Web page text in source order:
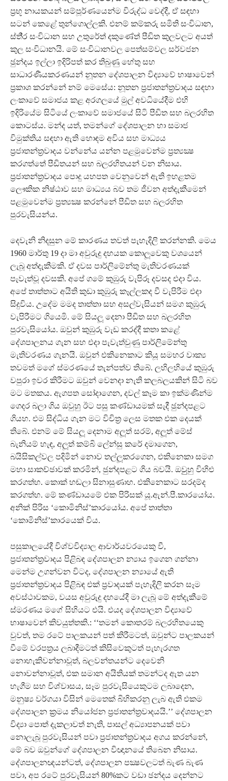
ප‍්‍රභූ නායකයන් සම්පූර්ණයෙන්ම විරුද්ධ වෙද්දී, ඒ සඳහා
සටන් කෙළේ තුන්ගොල්ලකි. එනම් කම්කරු සමිති සංවිධාන,
ස්තී‍්‍ර සංවිධාන සහ උතුරේත් දකුණේත් පීඩිත කුලවලට අයත්
කුල සංවිධානයි. මේ සංවිධානවල පෙත්සම්වල සර්වජන
ඡුන්දය ඉල්ලා ඉදිරිපත් කර තිබුණු හේතු සහ
සාධාරණීයකරණයන් නූතන දේශපාලන විද්‍යාවේ භාෂාවෙන්
ප‍්‍රකාශ කරන්නේ නම් මෙසේය: නූතන ප‍්‍රජාතන්ත‍්‍රවාදය සඳහා
ලංකාවේ සමාජය කළ අරගලයේ මුල් අවධියේදීම එහි
ඉදිරියේම සිටියේ ලංකාවේ සමාජයේ සිටි පීඩිත සහ බලරහිත
කොටස්ය. මන්ද යත්, තමන්ගේ දේශපාලන හා සමාජ
විමුක්තිය සඳහා ඇති හොඳම අවිය සහ මාධ්‍යය
ප‍්‍රජාතන්ත‍්‍රවාදය වන්නේය යන්න පළමුවෙන්ම ප‍්‍රත්‍යක්‍ෂ
කරගත්තේ පීඩිතයන් සහ බලරහිතයන් වන නිසාය.
ප‍්‍රජාතන්ත‍්‍රවාදය පොදු යහපත වෙනුවෙන් ඇති ඉහළතම
ලෞකික නිෂ්ඨාව සහ මාධ්‍යය බව තම ජීවන අත්දැකීමෙන්
පළමුවෙන්ම ප‍්‍රත්‍යක්‍ෂ කරන්නේ පීඩිත සහ බලරහිත
පුරවැසියන්ය.
දෙවැනි නිදසුන මේ කාරණය තවත් පැහැදිලි කරන්නකි. මෙය
1960 මාර්තු 19 දා මා අවුරුදු දහයක කොලූවෙකු වශයෙන්
ලැබූ අත්දැකීමකි. ඒ දවස පාර්ලිමේන්තු මැතිවරණයක්
පැවැත්වූ දවසකි. අපේ ගමේ කුඹුරු වැපිරූ දවසද එදා විය.
අපේ තාත්තාට අයිති කුඩා කුඹුරු කෑල්ලකද වී වැපිරීම එදා
සිදුවිය. උදේම මමද තාත්තා සහ අසල්වැසියන් සමග කුඹුරු
වැපිරීමට ගියෙමි. මේ සියලූ දෙනා පීඩිත සහ බලරහිත
පුරවැසියෝය. ඔවුන් කුඹුරු වැඩ කරද්දී කතා කළේ
දේශපාලනය ගැන සහ එදා පැවැත්වුණු පාර්ලිමේන්තු
මැතිවරණය ගැනයි. ඔවුන් එකිනෙකාට කියූ සමහර වාක්‍ය
තවමත් මගේ ස්මරණයේ තැන්පත්ව තිබේ. ලහිලහියේ කුඹුරු
වපුරා ඉවර කිරීමට ඔවුන් වෙනදා නැති කලබලයකින් සිටි බව
මට මතකය. ඇගපත සෝදාගෙන, දවල් කෑම කා ඉක්මණින්ම
ගෙදර බලා ගිය ඔවුහු ඊට පසු කණ්ඩායමක් සැදී ඡුන්දපළට
ගියහ. එම සිද්ධිය ගැන මට විචිත‍්‍ර ලෙස මතක එක දෙයක්
තිබේ. එනම් මේ සියලූ දෙනාම අලූත් සරම්, අලූත් මේස්
බැනියම් හැඳ, අලූත් කම්බි ලේන්සු කරේ දමාගෙන,
බයිසිකල්වල පදිමින් නොව තල්ලූකරගෙන, එකිනෙකා සමග
මහා සාකච්ඡාවක් කරමින්, ඡුන්දපළට ගිය බවයි. ඔවුුහු විහිළු
කරගත්හ. කොක් හඬලා සිනාසුණාහ. එකිනෙකාට සරදම්ද
කරගත්හ. මේ කණ්ඩායමේ එක පිරිසක් යූ.ඇන්.පී.කාරයෝය.
අනික් පිරිස ‘කොමිනිස්’කාරයෝය. අපේ තාත්තා
‘කොමිනිස්’කාරයෙක් විය.
පසුකාලයේදී විශ්වවිද්‍යාල ආචාර්යවරයෙකු වී,
ප‍්‍රජාතන්ත‍්‍රවාදය පිළිබඳ දේශපාලන න්‍යාය ඉගෙන ගන්නා
මෙන්ම උගන්වන විටද, දේශපාලන න්‍යායේ ඇති
ප‍්‍රජාතන්ත‍්‍රවාදය පිළිබඳ එක් ප‍්‍රවාදයක් පැහැදිලි කරන සෑම
අවස්ථාවකම, වයස අවුරුදු දහයේදී මා ලැබූ මේ අත්දැකීමේ
ස්මරණය මගේ සිහියට එයි. එයද දේශපාලන විද්‍යාවේ
භාෂාවෙන් කිවයුත්තකි.: ‘‘තමන් කොතරම් බලරහිතයෙකු
වුවත්, තම රටේ පාලකයන් පත් කිරීමටත්, ඔවුන්ට පාලකයන්
වීමේ වරපත‍්‍රය ලබාදීමටත් කිසිවෙකුටත් පැහැරගත
නොහැකිවන්නාවූත්, බලවන්තයන්ට දෙවෙනි
නොවන්නාවූත්, එක සමාන අයිතියක් තමන්ටද ඇත යන
හැගීම සහ විශ්වාසය, සෑම පුරවැසියෙකුටම ලබාදෙන,
මනුෂ්‍ය වර්ගයා විසින් මෙතෙක් බිහිකරනු ලැබ ඇති එකම
දේශපාලන ක‍්‍රමය නියෝජන ප‍්‍රජාතන්ත‍්‍රවාදයයි.’’ දේශපාලන
විද්‍යා පොත් දැකලාවත් නැති, පාසල් අධ්‍යාපනයක් පවා
නොලැබූ පුරවැසියන් පවා ප‍්‍රජාතන්ත‍්‍රවාදය අගය කරන්නේ,
මේ බව ඔවුන්ගේ දේශපාලන විඥානයේ තිබෙන නිසාය.
දේශපාලනඥයන්ටත්, දේශපාලන පක්‍ෂවලටත් බැණ බැණ
පවා, අප රටේ පුරවැසියන් 80%කට වඩා ඡන්දය දෙන්නට